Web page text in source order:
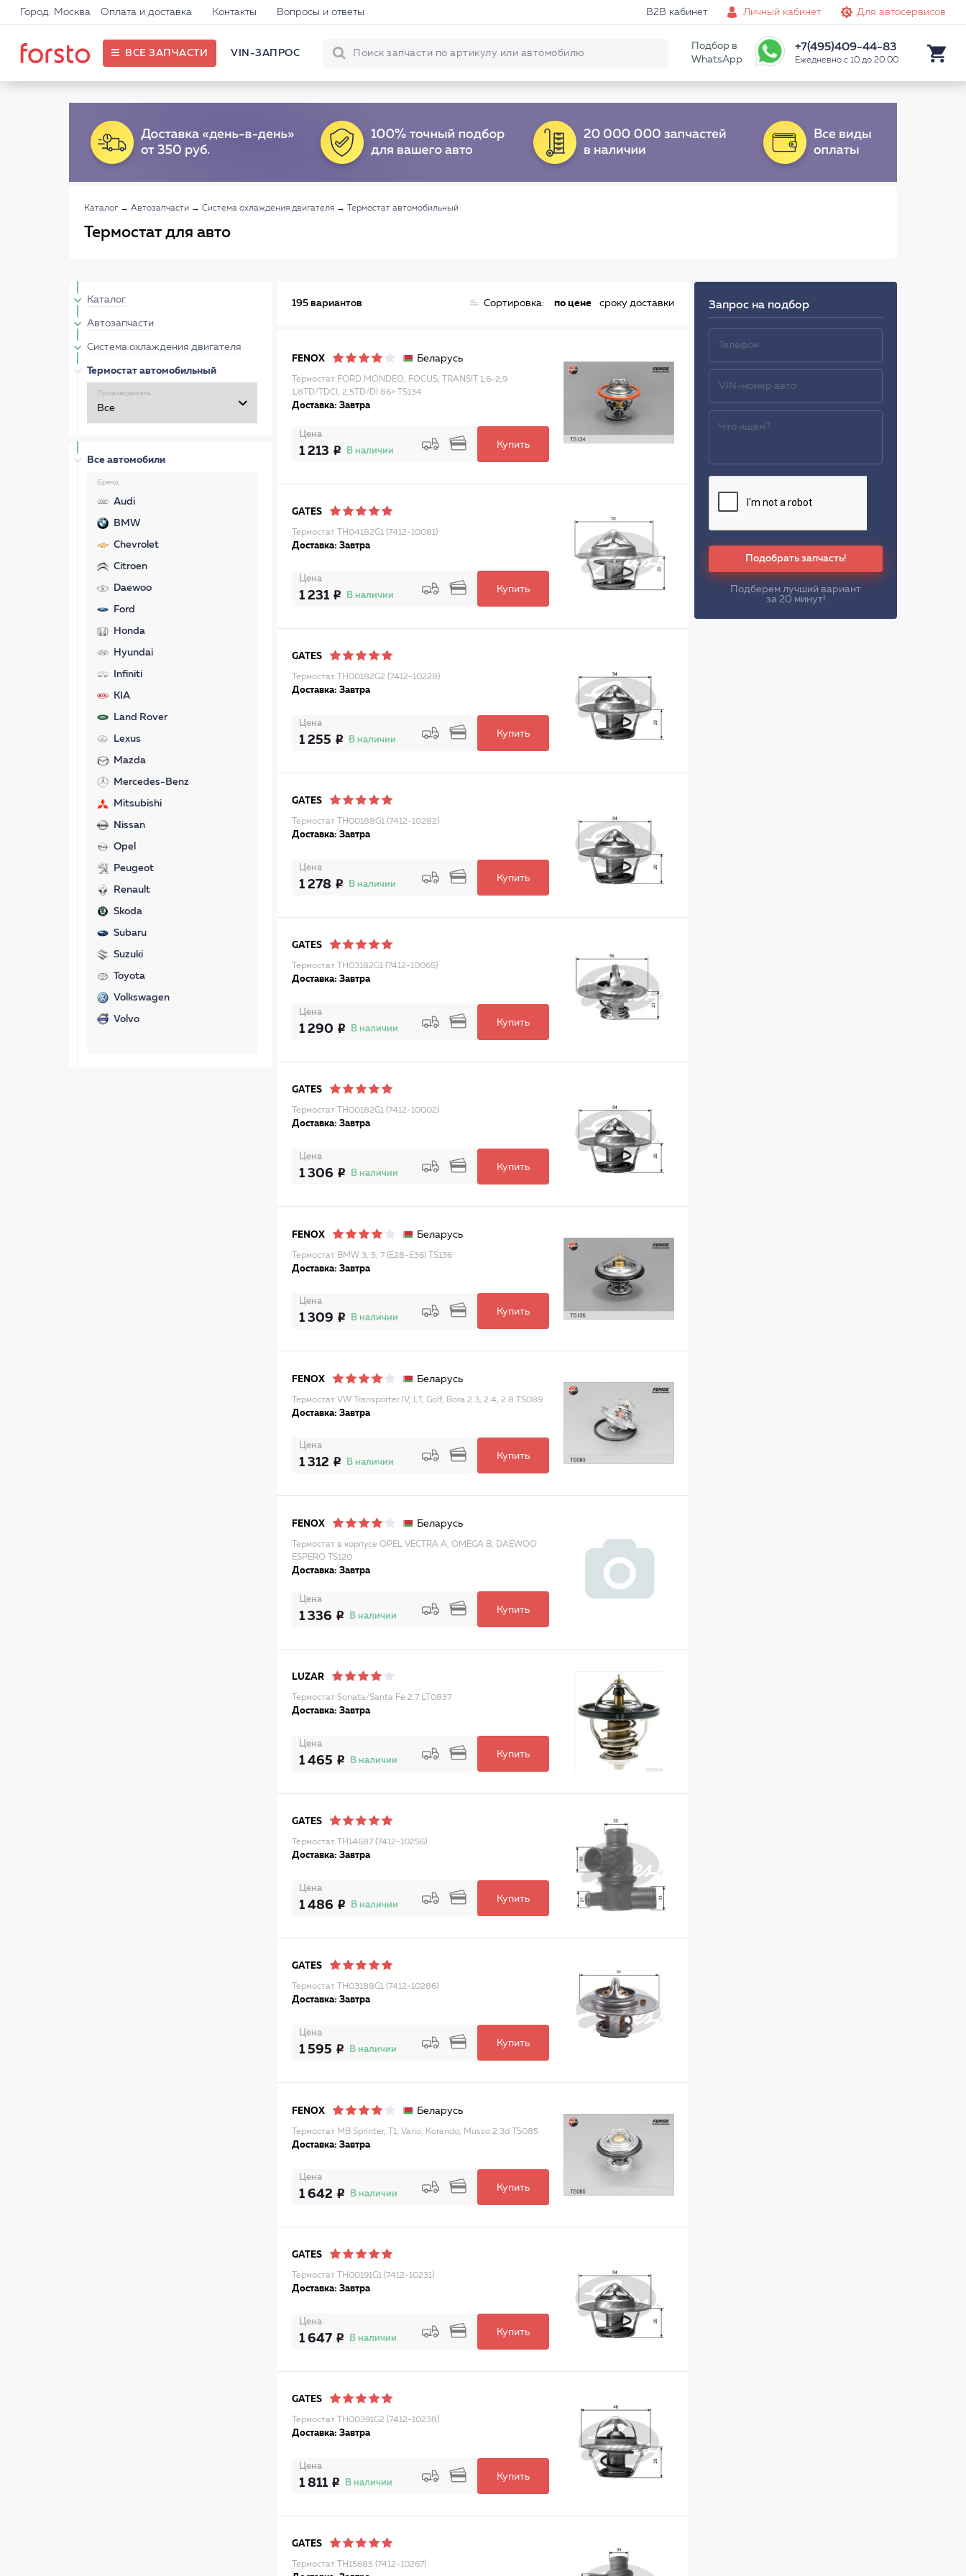
Город: Москва Оплата и доставка Контакты Вопросы и ответы B2B кабинет Личный кабинет Для автосервисов
ВСЕ ЗАПЧАСТИ VIN-ЗАПРОС
Подбор в
WhatsApp
+7(495)409-44-83
Ежедневно с 10 до 20:00
Каталог → Автозапчасти → Система охлаждения двигателя → Термостат автомобильный
Термостат для авто
Каталог
Автозапчасти
Система охлаждения двигателя
Термостат автомобильный
Производитель
Все автомобили
Бренд
Audi
BMW
Chevrolet
Citroen
Daewoo
Ford
Honda
Hyundai
Infiniti
KIA
Land Rover
Lexus
Mazda
Mercedes-Benz
Mitsubishi
Nissan
Opel
Peugeot
Renault
Skoda
Subaru
Suzuki
Toyota
Volkswagen
Volvo
195 вариантов Сортировка: по цене сроку доставки
FENOX Беларусь
Термостат FORD MONDEO, FOCUS, TRANSIT 1,6-2,9
1,8TD/TDCI, 2,5TD/DI 86> TS134
Доставка: Завтра
Цена
1 213 В наличии
Купить
GATES
Термостат TH04182G1 (7412-10081)
Доставка: Завтра
Цена
1 231 В наличии
Купить
GATES
Термостат TH00182G2 (7412-10228)
Доставка: Завтра
Цена
1 255 В наличии
Купить
GATES
Термостат TH00188G1 (7412-10282)
Доставка: Завтра
Цена
1 278 В наличии
Купить
GATES
Термостат TH03182G1 (7412-10065)
Доставка: Завтра
Цена
1 290 В наличии
Купить
GATES
Термостат TH00182G1 (7412-10002)
Доставка: Завтра
Цена
1 306 В наличии
Купить
FENOX Беларусь
Термостат BMW 3, 5, 7 (E28-E36) TS136
Доставка: Завтра
Цена
1 309 В наличии
Купить
FENOX Беларусь
Термостат VW Transporter IV, LT, Golf, Bora 2.3, 2.4, 2.8 TS089
Доставка: Завтра
Цена
1 312 В наличии
Купить
FENOX Беларусь
Термостат в корпусе OPEL VECTRA A, OMEGA B, DAEWOO
ESPERO TS120
Доставка: Завтра
Цена
1 336 В наличии
Купить
LUZAR
Термостат Sonata/Santa Fe 2.7 LT0837
Доставка: Завтра
Цена
1 465 В наличии
Купить
GATES
Термостат TH14687 (7412-10256)
Доставка: Завтра
Цена
1 486 В наличии
Купить
GATES
Термостат TH03188G1 (7412-10286)
Доставка: Завтра
Цена
1 595 В наличии
Купить
FENOX Беларусь
Термостат MB Sprinter, T1, Vario, Korando, Musso 2.3d TS085
Доставка: Завтра
Цена
1 642 В наличии
Купить
GATES
Термостат TH00191G1 (7412-10231)
Доставка: Завтра
Цена
1 647 В наличии
Купить
GATES
Термостат TH00391G2 (7412-10238)
Доставка: Завтра
Цена
1 811 В наличии
Купить
GATES
Термостат TH15685 (7412-10267)
Запрос на подбор
Подобрать запчасть!
Подберем лучший вариант
за 20 минут!